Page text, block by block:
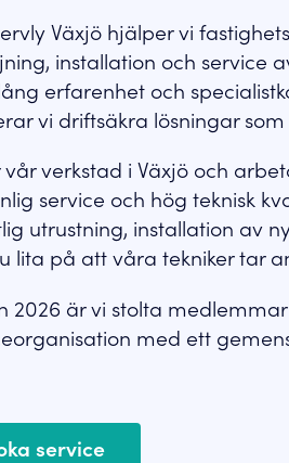
Växjö hjälper vi
installation och service
erfarenhet och
vi driftsäkra lösningar
vår verkstad i Växjö och
service och hög teknisk
utrustning, installation av
lita på att våra tekniker tar
2026 är vi stolta
med ett
service